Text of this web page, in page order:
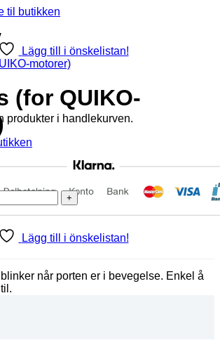
til butikken
produkter i handlekurven.
Lägg till i önskelistan!
(for QUIKO-
Lägg till i önskelistan!
når porten er i bevegelse. Enkel å